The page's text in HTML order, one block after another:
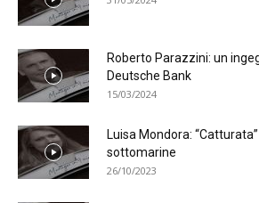
Roberto Parazzini: un
Deutsche Bank
15/03/2024
Luisa Mondora:
sottomarine
26/10/2023